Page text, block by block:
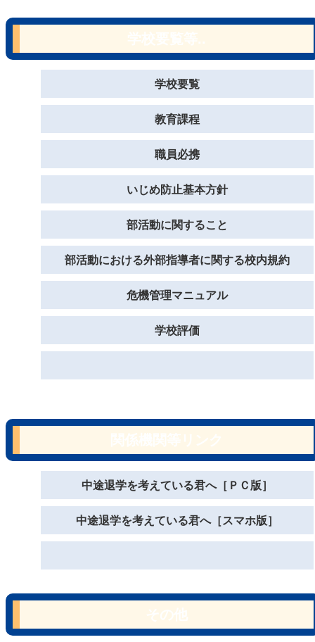
学校要覧
教育課程
職員必携
いじめ防止基本方針
部活動に関すること
部活動における外部指導者に関する校内規約
危機管理マニュアル
学校評価
中途退学を考えている君へ［ＰＣ版］
中途退学を考えている君へ［スマホ版］